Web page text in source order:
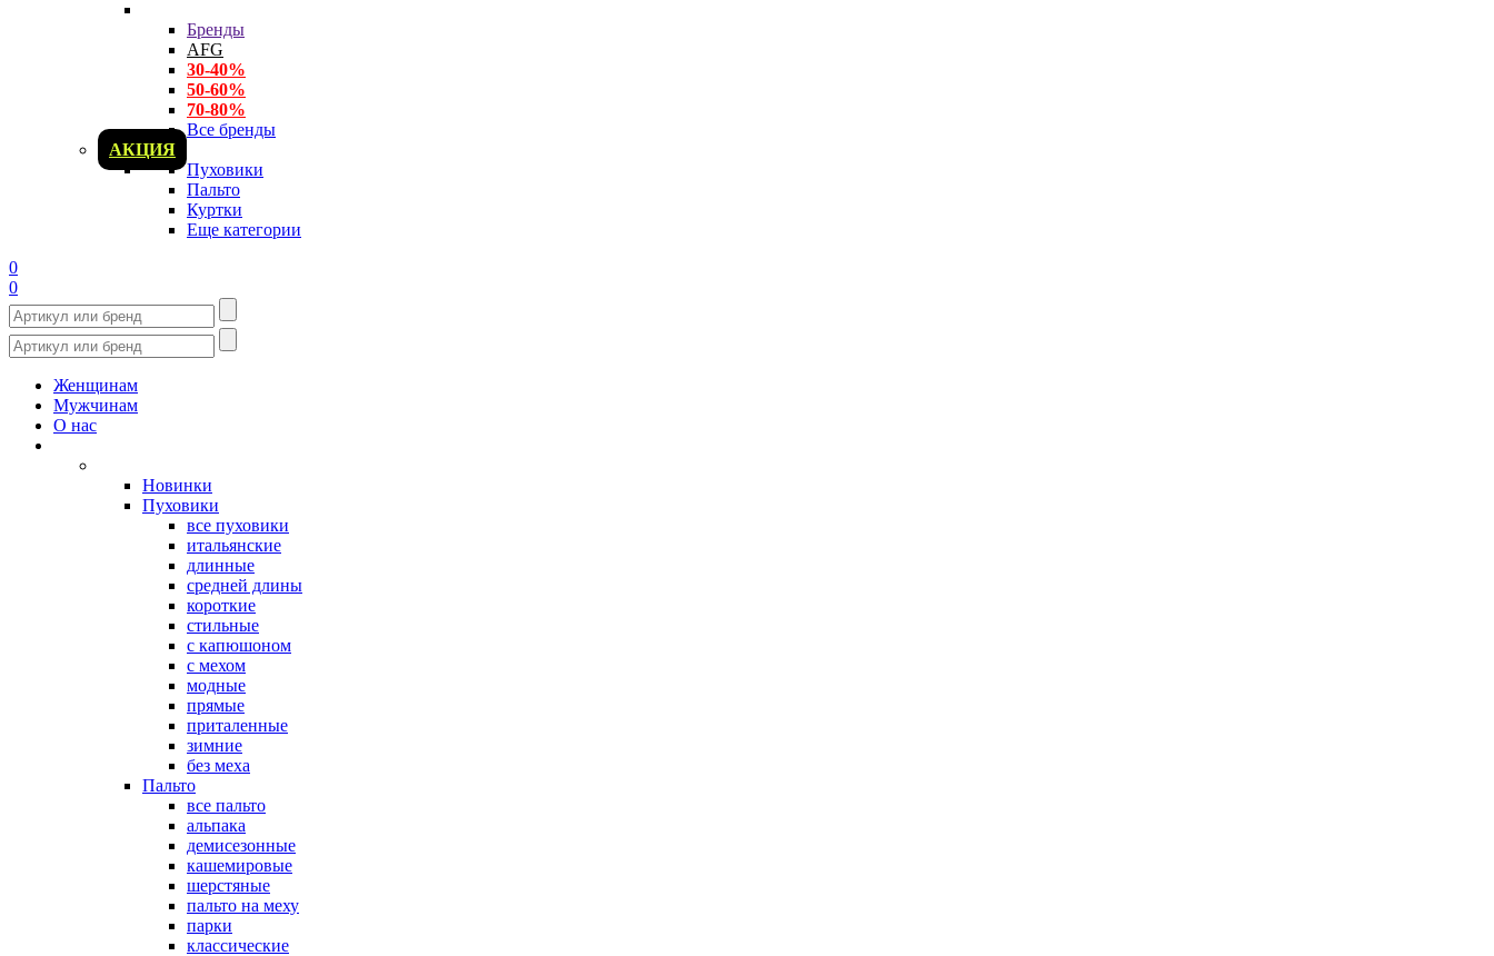
Бренды
AFG
30-40%
50-60%
70-80%
Все бренды
АКЦИЯ
Пуховики
Пальто
Куртки
Еще категории
0
0
Женщинам
Мужчинам
О нас
Новинки
Пуховики
все пуховики
итальянские
длинные
средней длины
короткие
стильные
с капюшоном
с мехом
модные
прямые
приталенные
зимние
без меха
Пальто
все пальто
альпака
демисезонные
кашемировые
шерстяные
пальто на меху
парки
классические